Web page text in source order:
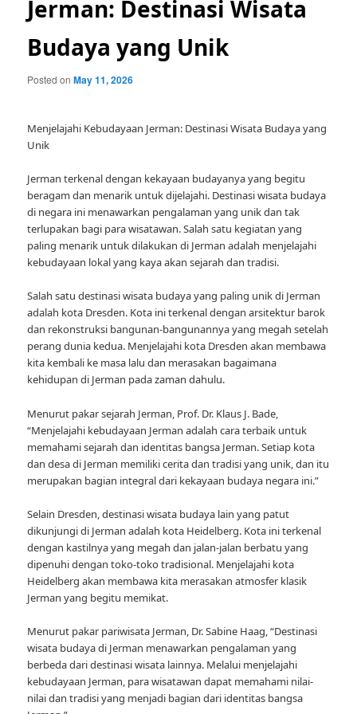
Jerman: Destinasi Wisata
Budaya yang Unik
Posted onMay 11, 2026
Menjelajahi Kebudayaan Jerman: Destinasi Wisata Budaya yang
Unik
Jerman terkenal dengan kekayaan budayanya yang begitu
beragam dan menarik untuk dijelajahi. Destinasi wisata budaya
di negara ini menawarkan pengalaman yang unik dan tak
terlupakan bagi para wisatawan. Salah satu kegiatan yang
paling menarik untuk dilakukan di Jerman adalah menjelajahi
kebudayaan lokal yang kaya akan sejarah dan tradisi.
Salah satu destinasi wisata budaya yang paling unik di Jerman
adalah kota Dresden. Kota ini terkenal dengan arsitektur barok
dan rekonstruksi bangunan-bangunannya yang megah setelah
perang dunia kedua. Menjelajahi kota Dresden akan membawa
kita kembali ke masa lalu dan merasakan bagaimana
kehidupan di Jerman pada zaman dahulu.
Menurut pakar sejarah Jerman, Prof. Dr. Klaus J. Bade,
“Menjelajahi kebudayaan Jerman adalah cara terbaik untuk
memahami sejarah dan identitas bangsa Jerman. Setiap kota
dan desa di Jerman memiliki cerita dan tradisi yang unik, dan itu
merupakan bagian integral dari kekayaan budaya negara ini.”
Selain Dresden, destinasi wisata budaya lain yang patut
dikunjungi di Jerman adalah kota Heidelberg. Kota ini terkenal
dengan kastilnya yang megah dan jalan-jalan berbatu yang
dipenuhi dengan toko-toko tradisional. Menjelajahi kota
Heidelberg akan membawa kita merasakan atmosfer klasik
Jerman yang begitu memikat.
Menurut pakar pariwisata Jerman, Dr. Sabine Haag, “Destinasi
wisata budaya di Jerman menawarkan pengalaman yang
berbeda dari destinasi wisata lainnya. Melalui menjelajahi
kebudayaan Jerman, para wisatawan dapat memahami nilai-
nilai dan tradisi yang menjadi bagian dari identitas bangsa